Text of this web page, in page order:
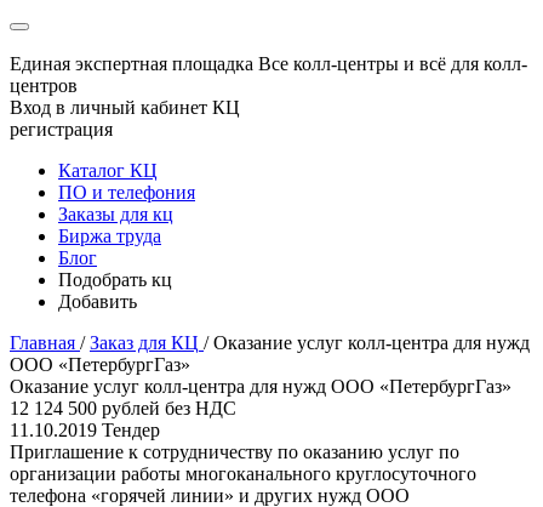
Единая экспертная площадка Все колл-центры и всё для колл-
центров
Вход в личный кабинет КЦ
регистрация
Каталог КЦ
ПО и телефония
Заказы для кц
Биржа труда
Блог
Подобрать кц
Добавить
Главная / Заказ для КЦ / Оказание услуг колл-центра для нужд
ООО «ПетербургГаз»
Оказание услуг колл-центра для нужд ООО «ПетербургГаз»
12 124 500 рублей без НДС
11.10.2019 Тендер
Приглашение к сотрудничеству по оказанию услуг по
организации работы многоканального круглосуточного
телефона «горячей линии» и других нужд ООО